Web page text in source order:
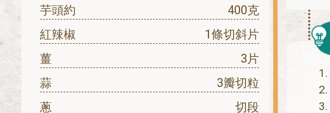
芋頭約
400克
紅辣椒
1條切斜片
薑
3片
蒜
3瓣切粒
蔥
切段